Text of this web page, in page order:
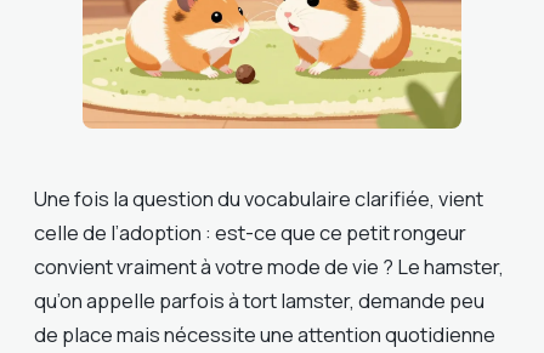
Une fois la question du vocabulaire clarifiée, vient
celle de l’adoption : est-ce que ce petit rongeur
convient vraiment à votre mode de vie ? Le hamster,
qu’on appelle parfois à tort lamster, demande peu
de place mais nécessite une attention quotidienne